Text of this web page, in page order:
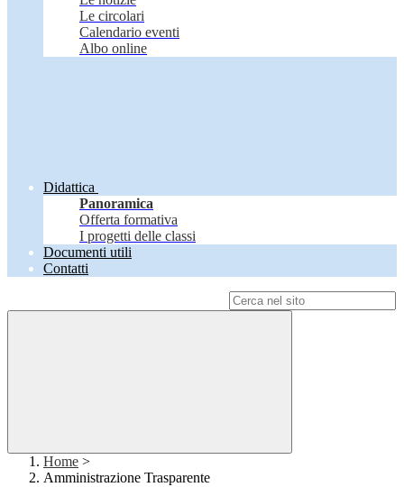
Le circolari
Calendario eventi
Albo online
Didattica
Panoramica
Offerta formativa
I progetti delle classi
Documenti utili
Contatti
Home >
Amministrazione Trasparente